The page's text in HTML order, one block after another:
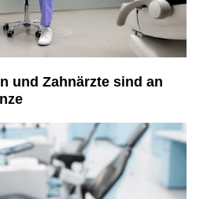
und Zahnärzte sind an